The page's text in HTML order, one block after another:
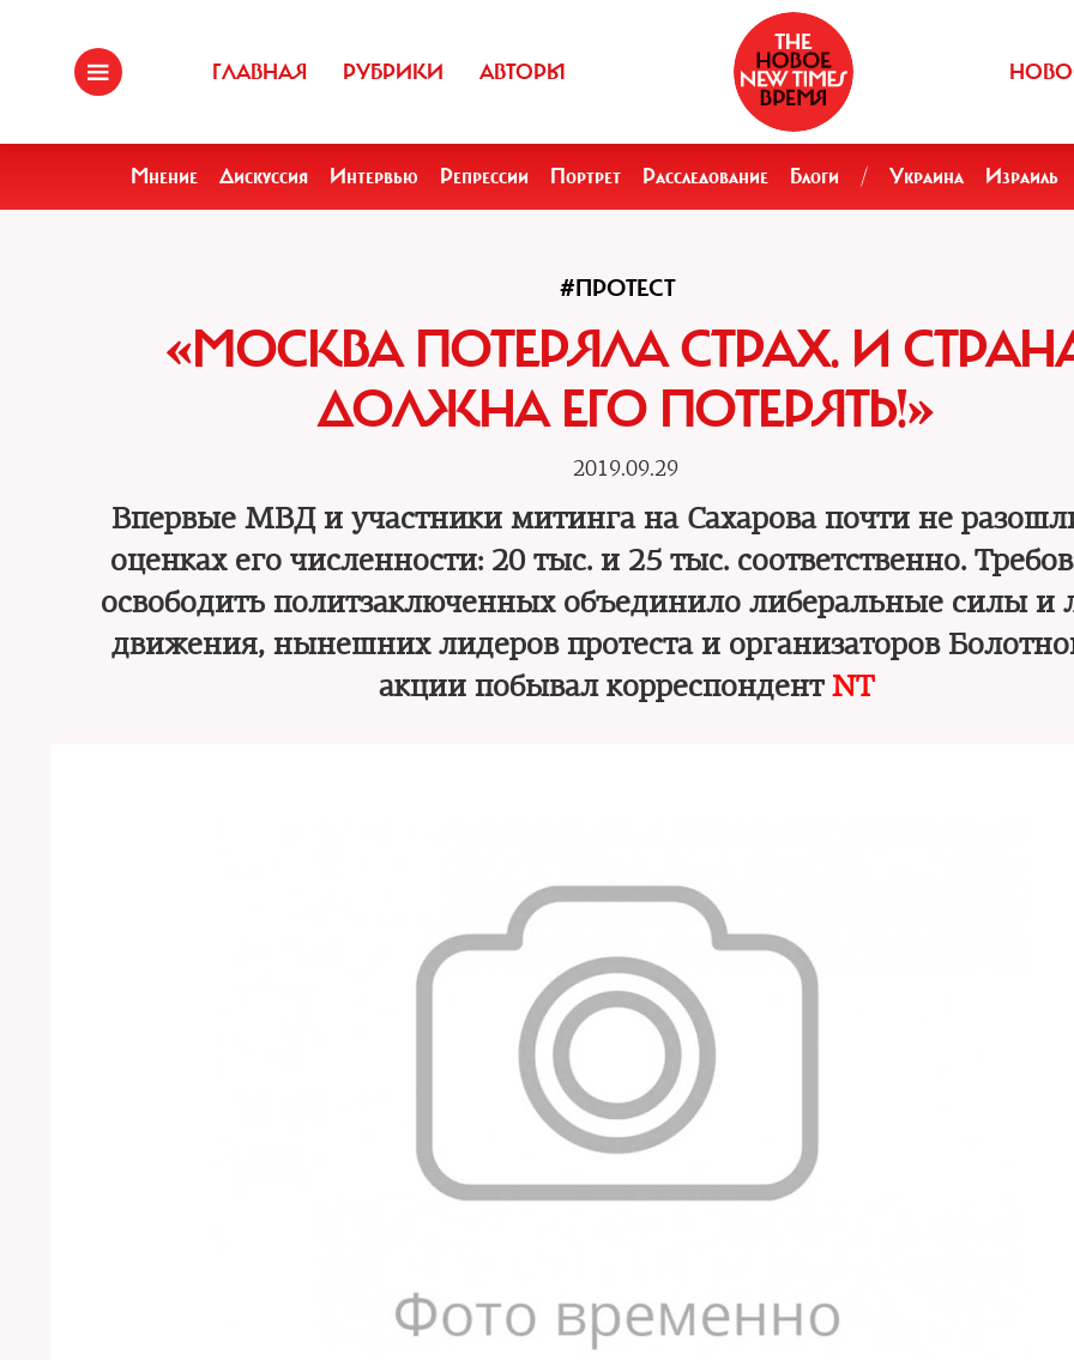
ГЛАВНАЯ РУБРИКИ АВТОРЫ
Мнение Дискуссия Интервью Репрессии Портрет Расследование Блоги / Украина Израиль
#ПРОТЕСТ
«МОСКВА ПОТЕРЯЛА СТРАХ. И
ДОЛЖНА ЕГО ПОТЕРЯТЬ!»
2019.09.29
Впервые МВД и участники митинга на Сахарова почти не
оценках его численности: 20 тыс. и 25 тыс. соответственно.
освободить политзаключенных объединило либеральные силы и
движения, нынешних лидеров протеста и организаторов
акции побывал корреспондент NT